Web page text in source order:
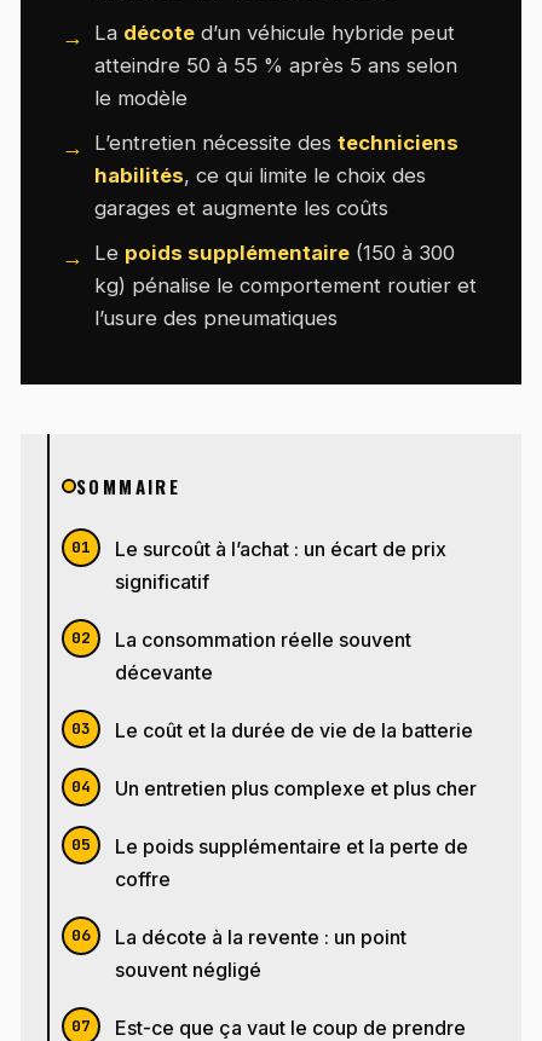
La décote d’un véhicule hybride peut
atteindre 50 à 55 % après 5 ans selon
le modèle
L’entretien nécessite destechniciens
habilités, ce qui limite le choix des
garages et augmente les coûts
Le poids supplémentaire (150 à 300
kg) pénalise le comportement routier et
l’usure des pneumatiques
SOMMAIRE
Le surcoût à l’achat : un écart de prix
significatif
La consommation réelle souvent
décevante
Le coût et la durée de vie de la batterie
Un entretien plus complexe et plus cher
Le poids supplémentaire et la perte de
coffre
La décote à la revente : un point
souvent négligé
Est-ce que ça vaut le coup de prendre